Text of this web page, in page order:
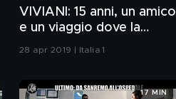
VIVIANI: 15 anni, un amico
e un viaggio dove la
droga non può arrivare
28 apr 2019 | Italia 1
17 MIN